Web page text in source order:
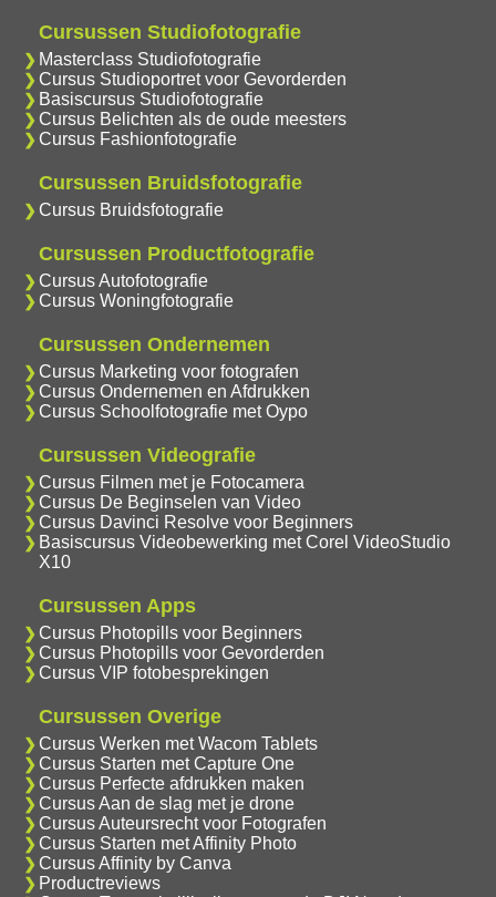
Cursussen Studiofotografie
Masterclass Studiofotografie
Cursus Studioportret voor Gevorderden
Basiscursus Studiofotografie
Cursus Belichten als de oude meesters
Cursus Fashionfotografie
Cursussen Bruidsfotografie
Cursus Bruidsfotografie
Cursussen Productfotografie
Cursus Autofotografie
Cursus Woningfotografie
Cursussen Ondernemen
Cursus Marketing voor fotografen
Cursus Ondernemen en Afdrukken
Cursus Schoolfotografie met Oypo
Cursussen Videografie
Cursus Filmen met je Fotocamera
Cursus De Beginselen van Video
Cursus Davinci Resolve voor Beginners
Basiscursus Videobewerking met Corel VideoStudio
X10
Cursussen Apps
Cursus Photopills voor Beginners
Cursus Photopills voor Gevorderden
Cursus VIP fotobesprekingen
Cursussen Overige
Cursus Werken met Wacom Tablets
Cursus Starten met Capture One
Cursus Perfecte afdrukken maken
Cursus Aan de slag met je drone
Cursus Auteursrecht voor Fotografen
Cursus Starten met Affinity Photo
Cursus Affinity by Canva
Productreviews